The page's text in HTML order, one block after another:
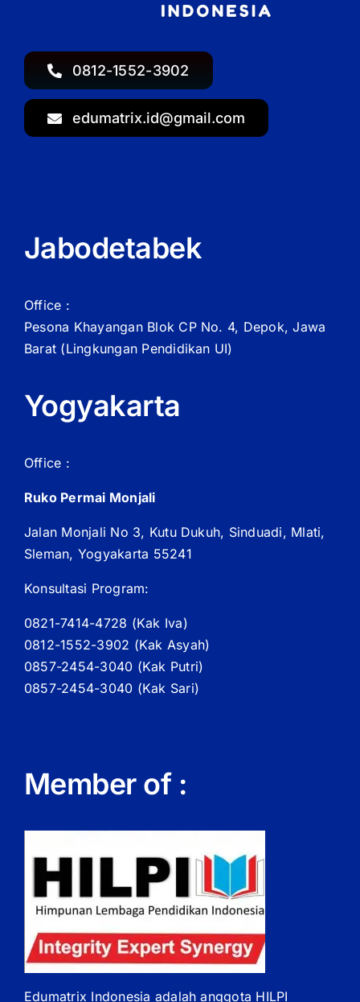
0812-1552-3902
edumatrix.id@gmail.com
Jabodetabek
Office :
Pesona Khayangan Blok CP No. 4, Depok, Jawa
Barat (Lingkungan Pendidikan UI)
Yogyakarta
Office :
Ruko Permai Monjali
Jalan Monjali No 3, Kutu Dukuh, Sinduadi, Mlati,
Sleman, Yogyakarta 55241
Konsultasi Program:
0821-7414-4728 (Kak Iva)
0812-1552-3902 (Kak Asyah)
0857-2454-3040 (Kak Putri)
0857-2454-3040 (Kak Sari)
Member of :
Edumatrix Indonesia adalah anggota HILPI